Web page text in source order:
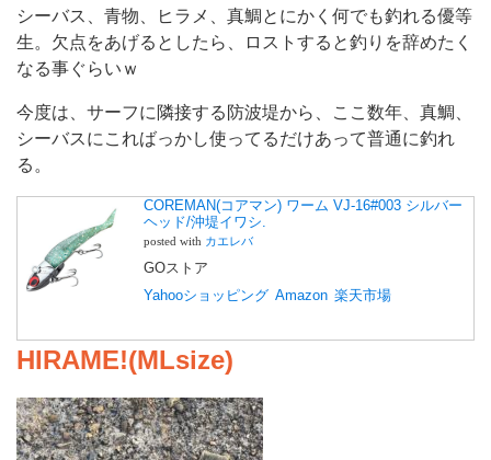
シーバス、青物、ヒラメ、真鯛とにかく何でも釣れる優等
生。欠点をあげるとしたら、ロストすると釣りを辞めたく
なる事ぐらいｗ
今度は、サーフに隣接する防波堤から、ここ数年、真鯛、
シーバスにこればっかし使ってるだけあって普通に釣れ
る。
COREMAN(コアマン) ワーム VJ-16#003 シルバー
ヘッド/沖堤イワシ.
posted with カエレバ
GOストア
Yahooショッピング Amazon 楽天市場
HIRAME!(MLsize)